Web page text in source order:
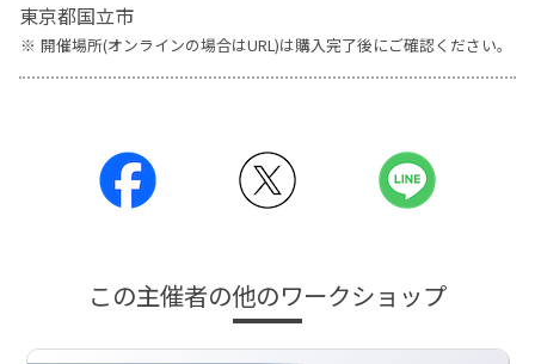
東京都国立市
開催場所(オンラインの場合はURL)は購入完了後にご確認ください。
この主催者の他のワークショップ